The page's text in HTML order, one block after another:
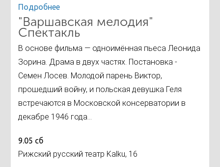
Подробнее
"Варшавская мелодия"
Спектакль
В основе фильма — одноимённая пьеса Леонида
Зорина. Драма в двух частях. Постановка -
Семен Лосев. Молодой парень Виктор,
прошедший войну, и польская девушка Геля
встречаются в Московской консерватории в
декабре 1946 года...
9.05 сб
Рижский русский театр Kalku, 16